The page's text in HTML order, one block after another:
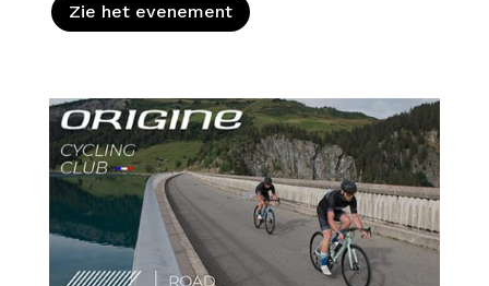
Zie het evenement